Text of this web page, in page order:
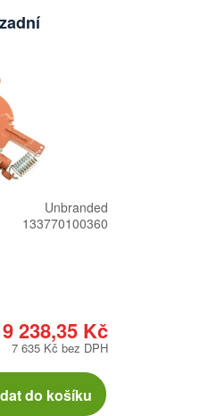
Unbranded
133770100360
9 238,35 Kč
7 635 Kč bez DPH
do košíku